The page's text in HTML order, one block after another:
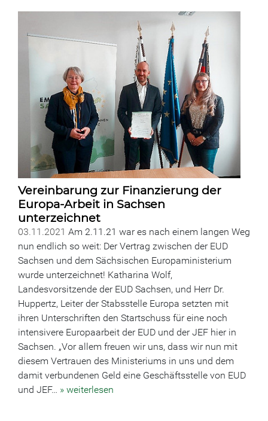
Vereinbarung zur Finanzierung der
Europa-Arbeit in Sachsen
unterzeichnet
03.11.2021 Am 2.11.21 war es nach einem langen Weg
nun endlich so weit: Der Vertrag zwischen der EUD
Sachsen und dem Sächsischen Europaministerium
wurde unterzeichnet! Katharina Wolf,
Landesvorsitzende der EUD Sachsen, und Herr Dr.
Huppertz, Leiter der Stabsstelle Europa setzten mit
ihren Unterschriften den Startschuss für eine noch
intensivere Europaarbeit der EUD und der JEF hier in
Sachsen. „Vor allem freuen wir uns, dass wir nun mit
diesem Vertrauen des Ministeriums in uns und dem
damit verbundenen Geld eine Geschäftsstelle von EUD
und JEF… » weiterlesen